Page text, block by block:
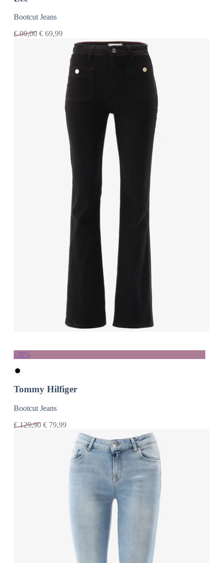
Bootcut Jeans
€90,00 € 69,99
-38%
Tommy Hilfiger
Bootcut Jeans
€129,90 € 79,99